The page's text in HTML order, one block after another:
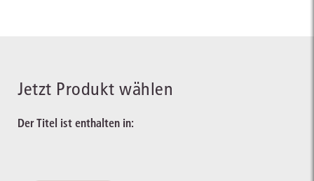
Jetzt Produkt wählen
Der Titel ist enthalten in: